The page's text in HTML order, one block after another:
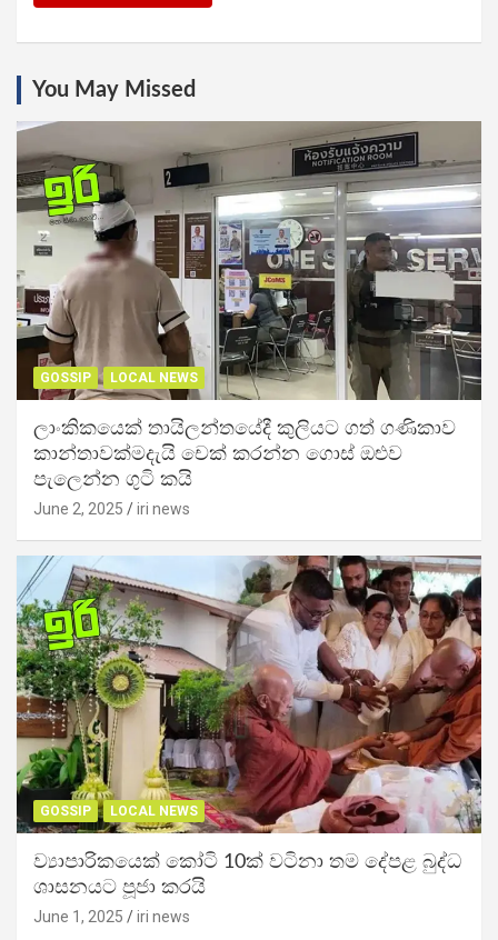
You May Missed
GOSSIP LOCAL NEWS
ලාංකිකයෙක් තායිලන්තයේදී කුලියට ගත් ගණිකාව
කාන්තාවක්මදැයි චෙක් කරන්න ගොස් ඔළුව
පැලෙන්න ගුටි කයි
June 2, 2025 iri news
GOSSIP LOCAL NEWS
ව්‍යාපාරිකයෙක් කෝටි 10ක් වටිනා තම දේපළ බුද්ධ
ශාසනයට පූජා කරයි
June 1, 2025 iri news